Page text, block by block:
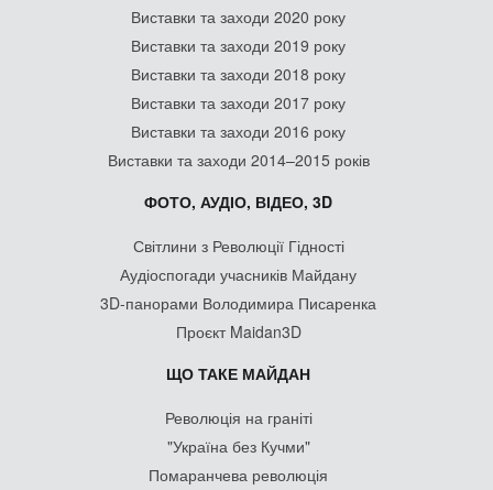
Виставки та заходи 2020 року
Виставки та заходи 2019 року
Виставки та заходи 2018 року
Виставки та заходи 2017 року
Виставки та заходи 2016 року
Виставки та заходи 2014–2015 років
ФОТО, АУДІО, ВІДЕО, 3D
Світлини з Революції Гідності
Аудіоспогади учасників Майдану
3D-панорами Володимира Писаренка
Проєкт Maidan3D
ЩО ТАКЕ МАЙДАН
Революція на граніті
"Україна без Кучми"
Помаранчева революція